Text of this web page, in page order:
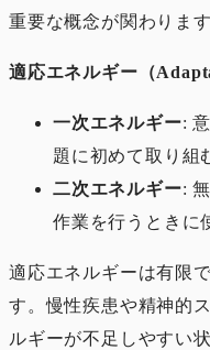
重要な概念が関わります
適応エネルギー（
一次エネルギー:
題に初めて取り組
二次エネルギー:
作業を行うときに
適応エネルギーは有限
す。慢性疾患や精神的
ルギーが不足しやすい